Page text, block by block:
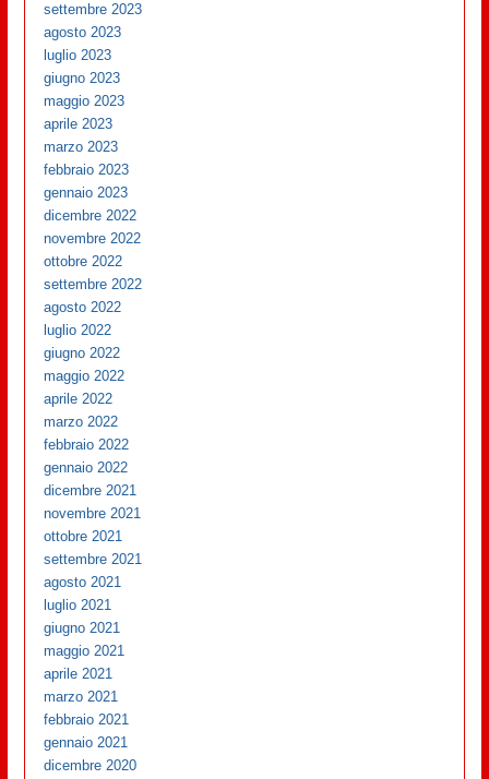
settembre 2023
agosto 2023
luglio 2023
giugno 2023
maggio 2023
aprile 2023
marzo 2023
febbraio 2023
gennaio 2023
dicembre 2022
novembre 2022
ottobre 2022
settembre 2022
agosto 2022
luglio 2022
giugno 2022
maggio 2022
aprile 2022
marzo 2022
febbraio 2022
gennaio 2022
dicembre 2021
novembre 2021
ottobre 2021
settembre 2021
agosto 2021
luglio 2021
giugno 2021
maggio 2021
aprile 2021
marzo 2021
febbraio 2021
gennaio 2021
dicembre 2020